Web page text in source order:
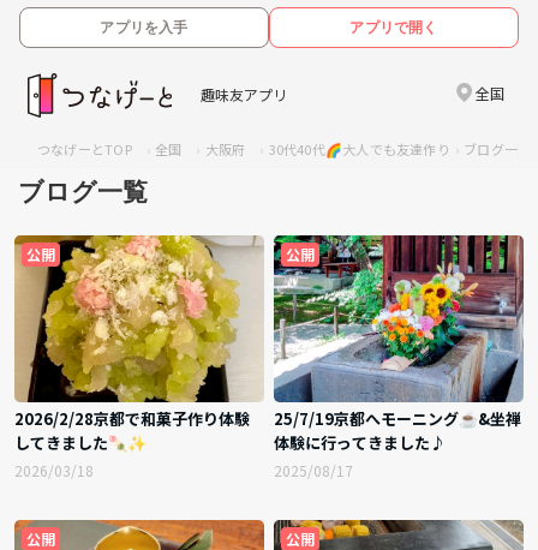
アプリを入手 アプリで開く
趣味友アプリ 全国
つなげーとTOP 全国 大阪府 30代40代🌈大人でも友達作り ブログ一覧
ブログ一覧
公開
2026/2/28京都で和菓子作り体験
してきました🍡✨
2026/03/18
公開
25/7/19京都へモーニング☕️&坐禅
体験に行ってきました♪
2025/08/17
公開 公開